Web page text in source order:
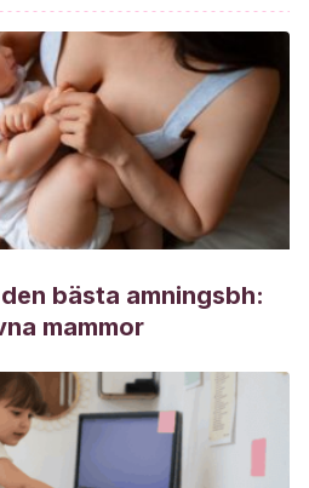
bästa amningsbh:
mammor